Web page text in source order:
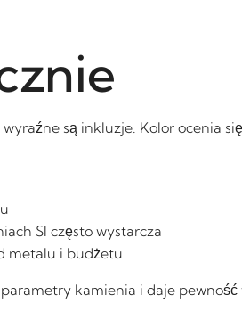
są inkluzje. Kolor ocenia
SI często wystarcza
metalu i budżetu
kamienia i daje pewność